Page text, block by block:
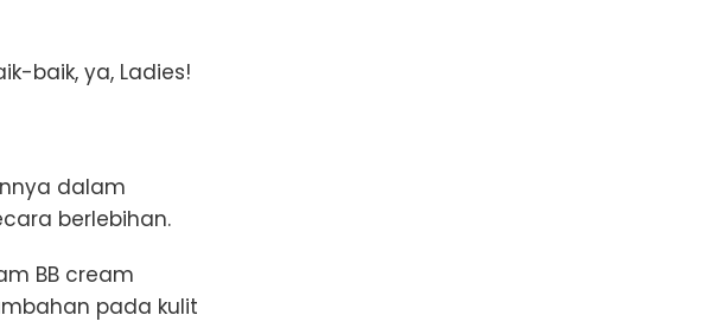
baik, ya, Ladies!
dalam
berlebihan.
BB cream
pada kulit